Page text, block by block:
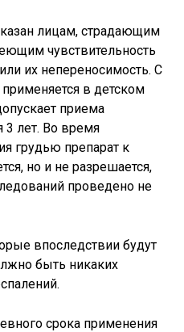
лицам, страдающим
чувствительность
их непереносимость. С
в детском
приема
3 лет. Во время
грудью препарат к
но и не разрешается,
проведено не
впоследствии будут
быть никаких
срока применения